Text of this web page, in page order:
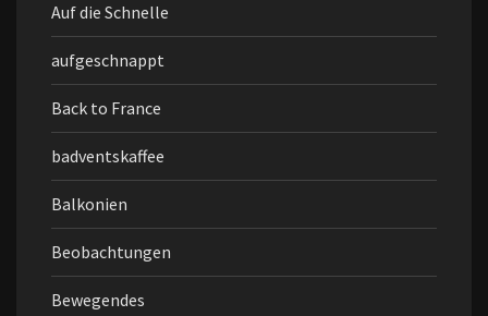
Auf die Schnelle
aufgeschnappt
Back to France
badventskaffee
Balkonien
Beobachtungen
Bewegendes